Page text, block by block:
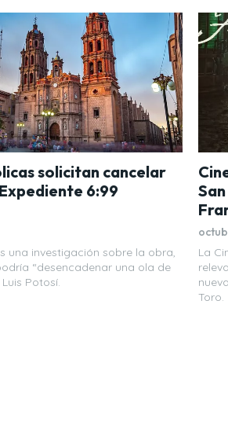
solicitan cancelar
6:99
una investigación sobre la obra,
“desencadenar una ola de
Potosí.
La
Toro.